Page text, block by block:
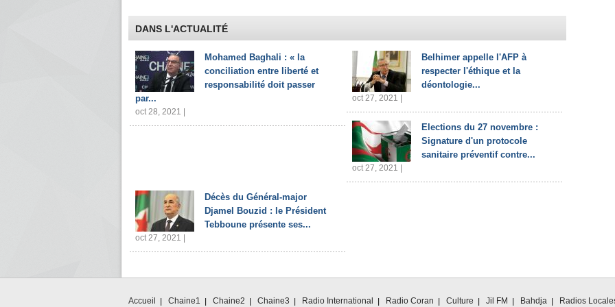
DANS L'ACTUALITÉ
Mohamed Baghali : « la
conciliation entre liberté et
responsabilité doit passer
par...
oct 28, 2021 |
Belhimer appelle l'AFP à
respecter l'éthique et la
déontologie...
oct 27, 2021 |
Elections du 27 novembre :
Signature d'un protocole
sanitaire préventif contre...
oct 27, 2021 |
Décès du Général-major
Djamel Bouzid : le Président
Tebboune présente ses...
oct 27, 2021 |
Accueil Chaine1 Chaine2 Chaine3 Radio International Radio Coran Culture Jil FM Bahdja Radios